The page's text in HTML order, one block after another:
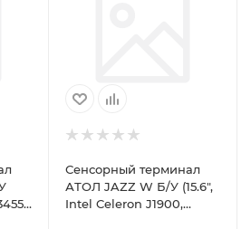
Сенсорный терминал
АТОЛ JAZZ W Б/У (15.6",
Intel Celeron J1900,